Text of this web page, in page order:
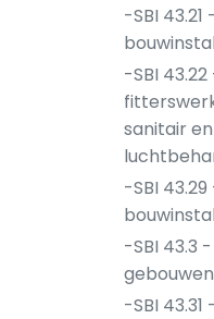
-SBI
-SBI
sanitair
-SBI
-SBI 43.3
gebouwen
-SBI